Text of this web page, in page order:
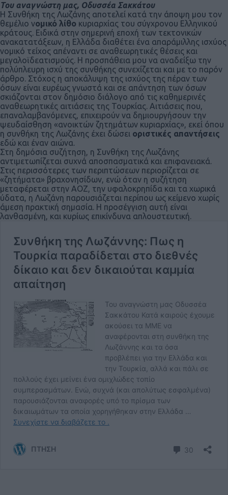
Του αναγνώστη μας, Οδυσσέα Σακκάτου
Η Συνθήκη της Λωζάνης αποτελεί κατά την άποψη μου τον
θεμέλιο νομικό λίθο κυριαρχίας του σύγχρονου Ελληνικού
κράτους. Ειδικά στην σημερινή εποχή των τεκτονικών
ανακατατάξεων, η Ελλάδα διαθέτει ένα απαράμιλλης ισχύος
νομικό τείχος απέναντι σε αναθεωρητικές θέσεις και
μεγαλοϊδεατισμούς. Η προσπάθεια μου να αναδείξω την
πολύπλευρη ισχύ της συνθήκης συνεχίζεται και με το παρόν
άρθρο. Στόχος η αποκάλυψη της ισχύος της πέραν των
όσων είναι ευρέως γνωστά και σε απάντηση των όσων
σκιάζονται στον δημόσιο διάλογο από τις καθημερινές
αναθεωρητικές αιτιάσεις της Τουρκίας. Αιτιάσεις που,
επαναλαμβανόμενες, επιχειρούν να δημιουργήσουν την
ψευδαίσθηση «ανοικτών ζητημάτων κυριαρχίας», εκεί όπου
η συνθήκη της Λωζάνης έχει δώσει οριστικές απαντήσεις
εδώ και έναν αιώνα.
Στη δημόσια συζήτηση, η Συνθήκη της Λωζάνης
αντιμετωπίζεται συχνά αποσπασματικά και επιφανειακά.
Στις περισσότερες των περιπτώσεων περιορίζεται σε
«ζητήματα» βραχονησίδων, ενώ όταν η συζήτηση
μεταφέρεται στην ΑΟΖ, την υφαλοκρηπίδα και τα χωρικά
ύδατα, η Λωζάνη παρουσιάζεται περίπου ως κείμενο χωρίς
άμεση πρακτική σημασία. Η προσέγγιση αυτή είναι
λανθασμένη, και κυρίως επικίνδυνα απλουστευτική.